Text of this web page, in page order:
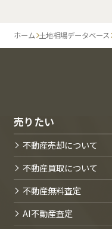
ホーム 土地相場データベース
売りたい
不動産売却について
不動産買取について
不動産無料査定
AI不動産査定